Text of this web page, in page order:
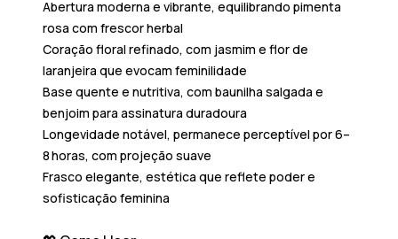
Abertura moderna e vibrante, equilibrando pimenta
rosa com frescor herbal
Coração floral refinado, com jasmim e flor de
laranjeira que evocam feminilidade
Base quente e nutritiva, com baunilha salgada e
benjoim para assinatura duradoura
Longevidade notável, permanece perceptível por 6–
8 horas, com projeção suave
Frasco elegante, estética que reflete poder e
sofisticação feminina